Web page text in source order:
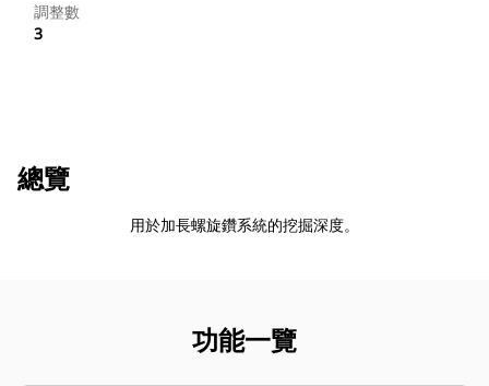
調整數
3
總覽
用於加長螺旋鑽系統的挖掘深度。
功能一覽